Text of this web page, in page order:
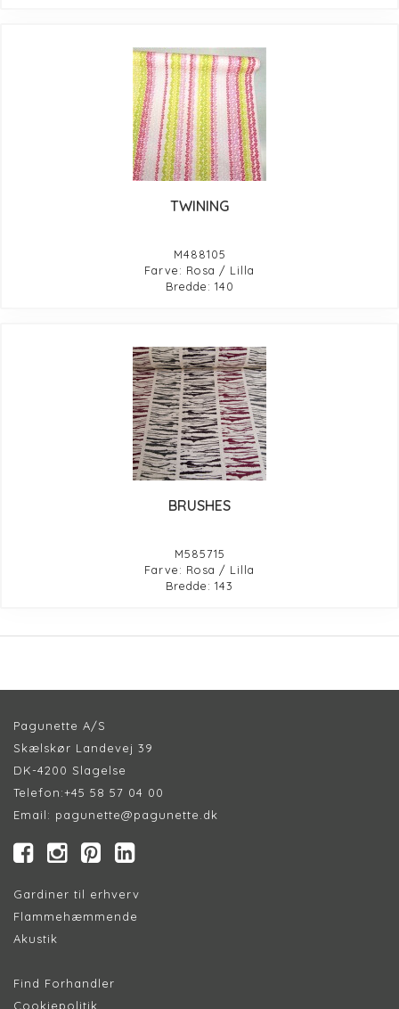
TWINING
M488105
Farve: Rosa / Lilla
Bredde: 140
BRUSHES
M585715
Farve: Rosa / Lilla
Bredde: 143
Pagunette A/S
Skælskør Landevej 39
DK-4200 Slagelse
Telefon:+45 58 57 04 00
Email: pagunette@pagunette.dk
Gardiner til erhverv
Flammehæmmende
Akustik
Find Forhandler
Cookiepolitik